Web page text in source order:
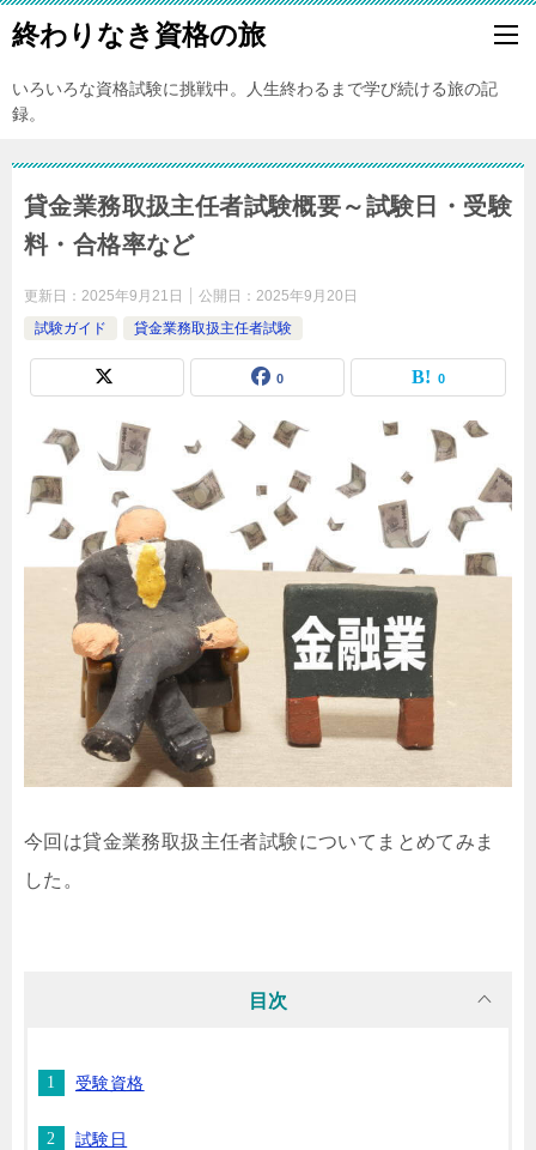
終わりなき資格の旅
いろいろな資格試験に挑戦中。人生終わるまで学び続ける旅の記
録。
貸金業務取扱主任者試験概要～試験日・受験
料・合格率など
更新日： 2025年9月21日 公開日： 2025年9月20日
試験ガイド
貸金業務取扱主任者試験
0 0
今回は貸金業務取扱主任者試験についてまとめてみま
した。
目次
受験資格
試験日